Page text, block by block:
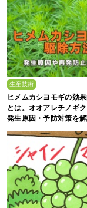
生産技術
ヒメムカシヨモギの効
とは。オオアレチノギク
発生原因・予防対策を